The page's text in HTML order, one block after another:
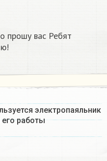
прошу вас Ребят
электропаяльник
его работы​